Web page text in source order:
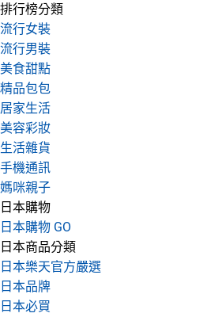
排行榜分類
流行女裝
流行男裝
美食甜點
精品包包
居家生活
美容彩妝
生活雜貨
手機通訊
媽咪親子
日本購物
日本購物 GO
日本商品分類
日本樂天官方嚴選
日本品牌
日本必買